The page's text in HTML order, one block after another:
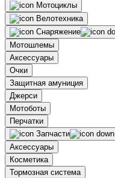
Мотоциклы
Велотехника
Снаряжение
Мотошлемы
Аксессуары
Очки
Защитная амуниция
Джерси
Мотоботы
Перчатки
Запчасти
Аксессуары
Косметика
Тормозная система